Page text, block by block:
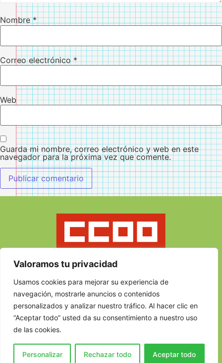
Valoramos tu privacidad
Usamos cookies para mejorar su experiencia de
navegación, mostrarle anuncios o contenidos
personalizados y analizar nuestro tráfico. Al hacer clic en
“Aceptar todo” usted da su consentimiento a nuestro uso
de las cookies.
Personalizar Rechazar todo Aceptar todo
Nombre*
Correo electrónico*
Web
Guarda mi nombre, correo electrónico y web en este
navegador para la próxima vez que comente.
Federación de enseñanza de Comisiones Obreras
C/ Albasanz, 3, 2ª planta
28037 Madrid
fe@fe.ccoo.es